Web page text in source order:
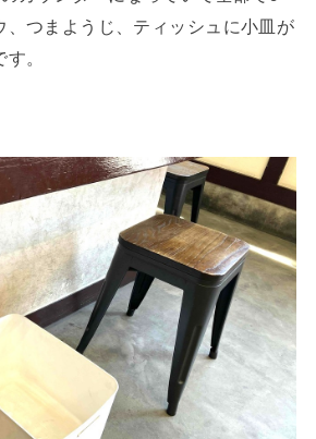
、つまようじ、ティッシュに小皿が
。